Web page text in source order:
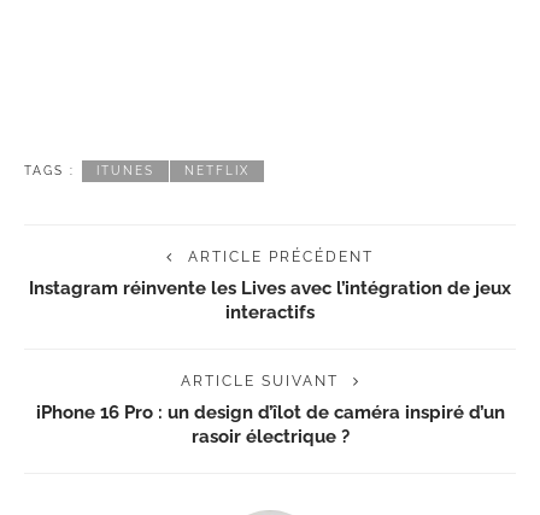
TAGS : ITUNES NETFLIX
ARTICLE PRÉCÉDENT
Instagram réinvente les Lives avec l’intégration de jeux
interactifs
ARTICLE SUIVANT
iPhone 16 Pro : un design d’îlot de caméra inspiré d’un
rasoir électrique ?